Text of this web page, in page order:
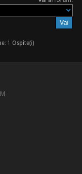
1 Ospite(i)